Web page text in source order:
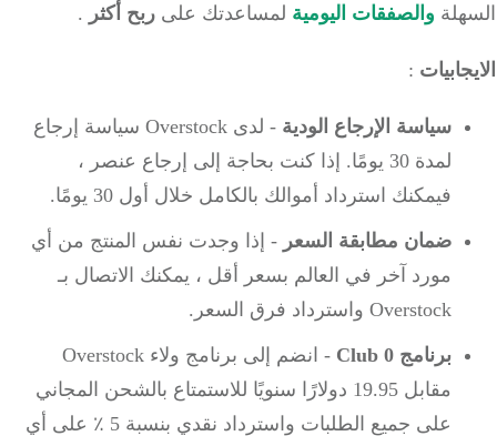
والصفقات اليوميةلمساعدتك علىربح أكثر.
:
سياسة الإرجاع الودية
- لدى Overstock سياسة إرجاع
لمدة 30 يومًا.
إذا كنت بحاجة إلى إرجاع عنصر ،
فيمكنك استرداد أموالك بالكامل خلال أول 30 يومًا.
ضمان مطابقة السعر- إذا وجدت نفس المنتج من أي
مورد آخر في العالم بسعر أقل ، يمكنك الاتصال بـ
Overstock واسترداد فرق السعر.
برنامج Club 0
- انضم إلى برنامج ولاء Overstock
مقابل 19.95 دولارًا سنويًا للاستمتاع بالشحن المجاني
على جميع الطلبات واسترداد نقدي بنسبة 5 ٪ على أي